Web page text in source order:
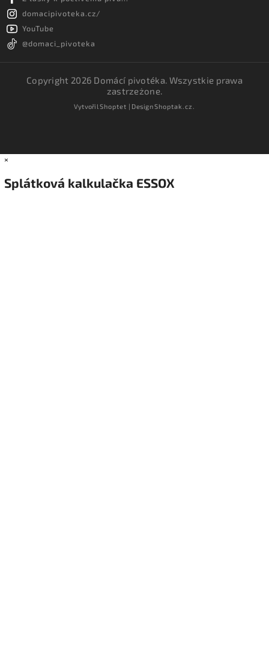
domacipivoteka.cz/
YouTube
@domaci_pivoteka
Copyright 2026 Domácí pivotéka. Wszystkie prawa
zastrzeżone.
VytvořilShoptet | DesignShoptak.cz.
×
Splátková kalkulačka ESSOX